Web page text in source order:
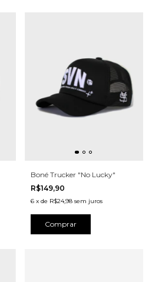
Boné Trucker "No Lucky"
R$149,90
6 x de R$24,98 sem juros
Comprar